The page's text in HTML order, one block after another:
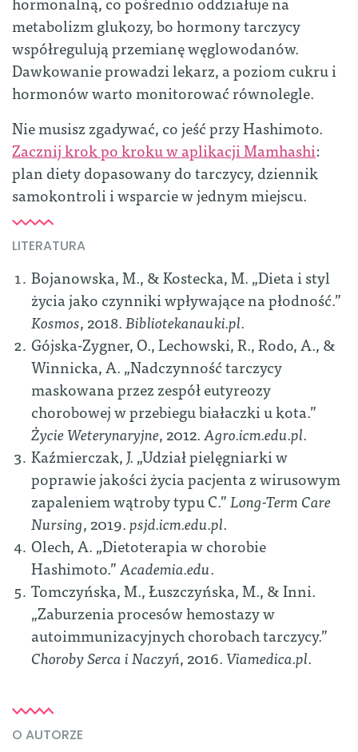
metabolizm glukozy, bo hormony tarczycy
współregulują przemianę węglowodanów.
Dawkowanie prowadzi lekarz, a poziom cukru i
hormonów warto monitorować równolegle.
Nie musisz zgadywać, co jeść przy Hashimoto.
Zacznij krok po kroku w aplikacji Mamhashi:
plan diety dopasowany do tarczycy, dziennik
samokontroli i wsparcie w jednym miejscu.
LITERATURA
Bojanowska, M., & Kostecka, M. „Dieta i styl
życia jako czynniki wpływające na płodność.”
Kosmos, 2018.Bibliotekanauki.pl.
Gójska-Zygner, O., Lechowski, R., Rodo, A., &
Winnicka, A. „Nadczynność tarczycy
maskowana przez zespół eutyreozy
chorobowej w przebiegu białaczki u kota.”
Życie Weterynaryjne, 2012.Agro.icm.edu.pl.
Kaźmierczak, J. „Udział pielęgniarki w
poprawie jakości życia pacjenta z wirusowym
zapaleniem wątroby typu C.”Long-Term Care
Nursing, 2019.psjd.icm.edu.pl.
Olech, A. „Dietoterapia w chorobie
Hashimoto.”Academia.edu.
Tomczyńska, M., Łuszczyńska, M., & Inni.
„Zaburzenia procesów hemostazy w
autoimmunizacyjnych chorobach tarczycy.”
Choroby Serca i Naczyń, 2016.Viamedica.pl.
O AUTORZE